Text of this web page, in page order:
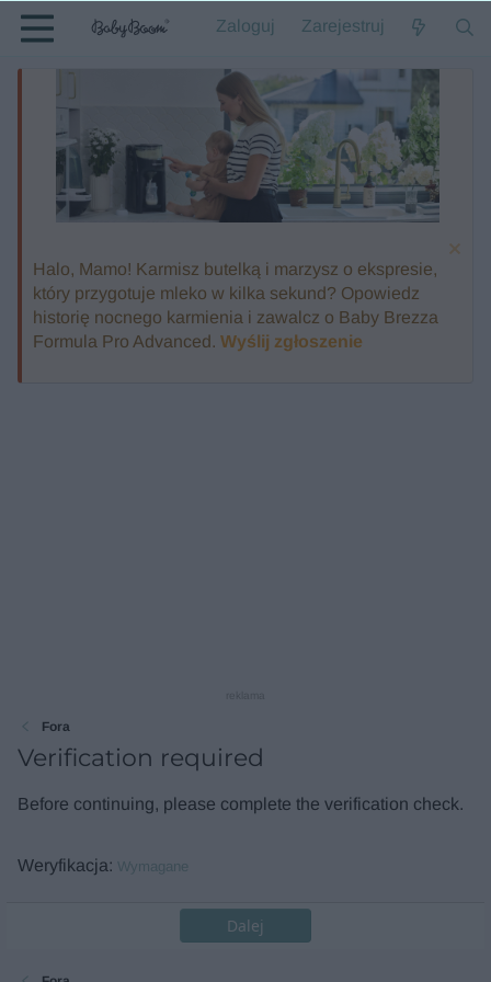
Zaloguj Zarejestruj
Halo, Mamo! Karmisz butelką i marzysz o ekspresie,
który przygotuje mleko w kilka sekund? Opowiedz
historię nocnego karmienia i zawalcz o Baby Brezza
Formula Pro Advanced. Wyślij zgłoszenie
Fora
Verification required
Before continuing, please complete the verification check.
Weryfikacja Wymagane
Dalej